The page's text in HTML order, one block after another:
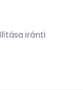
iránti